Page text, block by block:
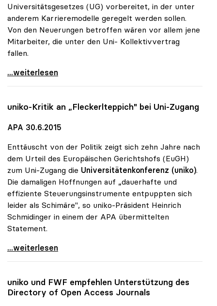
Universitätsgesetzes (UG) vorbereitet, in der unter
anderem Karrieremodelle geregelt werden sollen.
Von den Neuerungen betroffen wären vor allem jene
Mitarbeiter, die unter den Uni- Kollektivvertrag
fallen.
Unis glauben nicht an „Kündigungskultur\"
...weiterlesen
uniko-Kritik an „Fleckerlteppich" bei Uni-Zugang
APA 30.6.2015
Enttäuscht von der Politik zeigt sich zehn Jahre nach
dem Urteil des Europäischen Gerichtshofs (EuGH)
zum Uni-Zugang die Universitätenkonferenz (uniko).
Die damaligen Hoffnungen auf „dauerhafte und
effiziente Steuerungsinstrumente entpuppten sich
leider als Schimäre", so uniko-Präsident Heinrich
Schmidinger in einem der APA übermittelten
Statement.
uniko-Kritik an „Fleckerlteppich\" bei Uni-Zugang
...weiterlesen
uniko und FWF empfehlen Unterstützung des
Directory of Open Access Journals